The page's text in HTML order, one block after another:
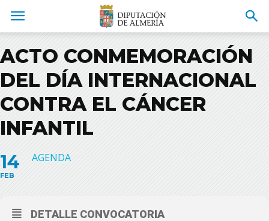
ACTO CONMEMORACIÓN
DEL DÍA INTERNACIONAL
CONTRA EL CÁNCER
INFANTIL
14
FEB
AGENDA
DETALLE CONVOCATORIA